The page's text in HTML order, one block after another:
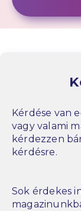
Kérdése van
vagy valami
kérdezzen
kérdésre.
Sok érdekes